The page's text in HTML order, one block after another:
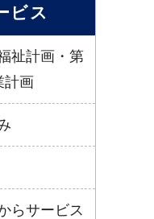
ビス
祉計画・第
計画
らサービス